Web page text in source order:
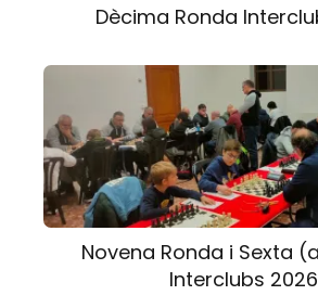
Dècima Ronda
Novena Ronda i Sexta
Interclubs 2026